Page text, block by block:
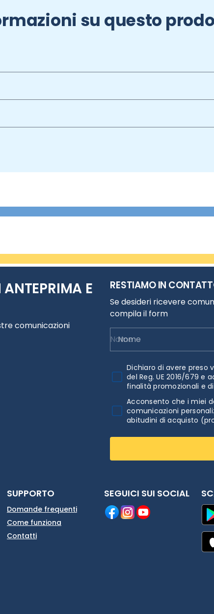
su questo
E
comunicazioni
RESTIAMO IN
Se desideri ricevere
compila il form
Nome
Dichiaro di avere preso
del Reg. UE 2016/679
finalità promozionali e
Acconsento che i miei
comunicazioni
abitudini di acquisto
SUPPORTO
Domande frequenti
Come funziona
Contatti
SEGUICI SUI SOCIAL